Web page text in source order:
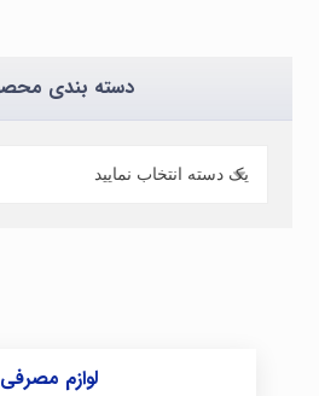
دسته بندی
لوازم مصرفی